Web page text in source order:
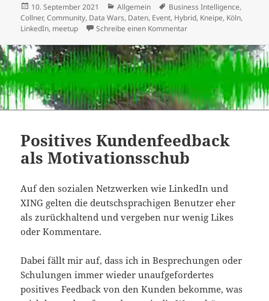
Veröffentlicht
am
10. September 2021 Kategorien
Allgemein Schlagwörter
Business Intelligence,
Collner,Community, Data Wars, Daten, Event, Hybrid, Kneipe, Köln,
LinkedIn, meetup Schreibe einen Kommentarzu Mich interessieren
Positives Kundenfeedback
als Motivationsschub
Auf den sozialen Netzwerken wie LinkedIn und
XING gelten die deutschsprachigen Benutzer eher
als zurückhaltend und vergeben nur wenig Likes
oder Kommentare.
Dabei fällt mir auf, dass ich in Besprechungen oder
Schulungen immer wieder unaufgefordertes
positives Feedback von den Kunden bekomme, was